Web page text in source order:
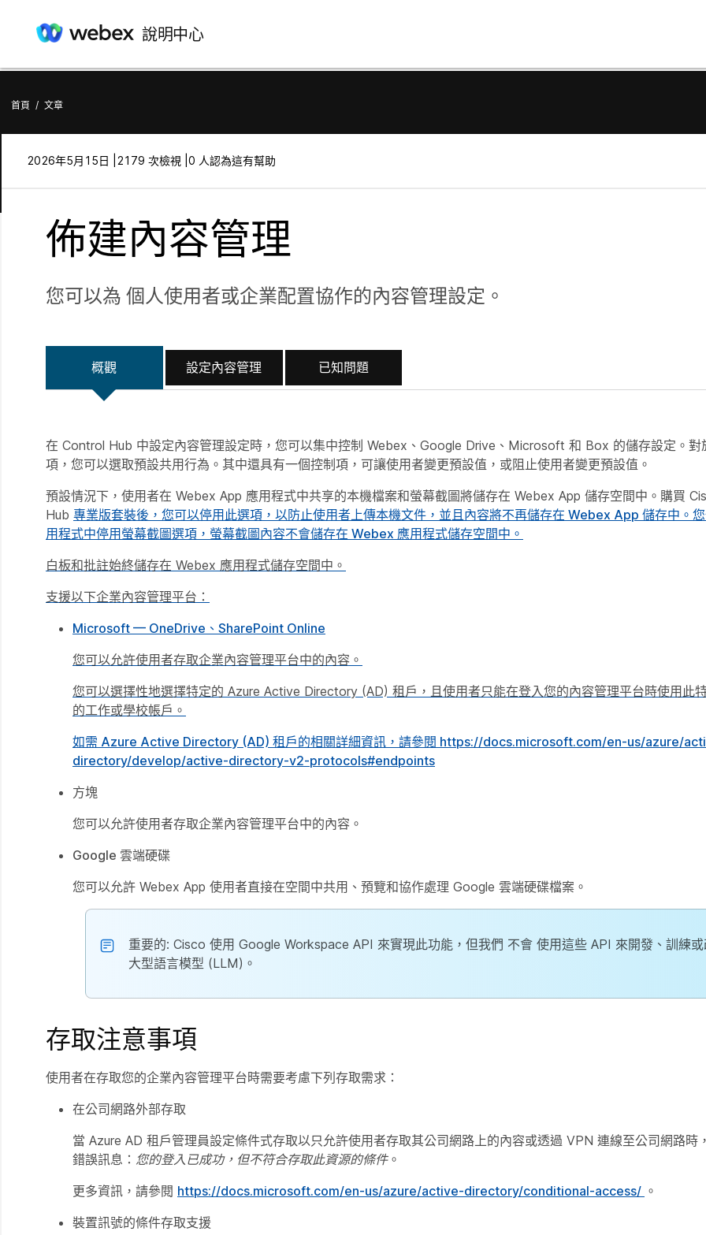
說明中心
首頁 / 文章
2026年5月15日 | 2179 次檢視 | 0 人認為這有幫助
佈建內容管理
您可以為 個人使用者或企業配置協作的內容管理設定。
概觀 設定內容管理 已知問題
在 Control Hub 中設定內容管理設定時，您可以集中控制 Webex、Google Drive、Microsoft 和 Box 的儲存設定。對
項，您可以選取預設共用行為。其中還具有一個控制項，可讓使用者變更預設值，或阻止使用者變更預設值。
預設情況下，使用者在 Webex App 應用程式中共享的本機檔案和螢幕截圖將儲存在 Webex App 儲存空間中。購買
Hub 專業版套裝後，您可以停用此選項，以防止使用者上傳本機文件，並且內容將不再儲存在 Webex App 儲存中。
用程式中停用螢幕截圖選項，螢幕截圖內容不會儲存在 Webex 應用程式儲存空間中。
白板和批註始終儲存在 Webex 應用程式儲存空間中。
支援以下企業內容管理平台：
Microsoft — OneDrive、SharePoint Online
您可以允許使用者存取企業內容管理平台中的內容。
您可以選擇性地選擇特定的 Azure Active Directory (AD) 租戶，且使用者只能在登入您的內容管理平台時使用此
的工作或學校帳戶。
如需 Azure Active Directory (AD) 租戶的相關詳細資訊，請參閱 https://docs.microsoft.com/en-us/azure/
directory/develop/active-directory-v2-protocols#endpoints
方塊
您可以允許使用者存取企業內容管理平台中的內容。
Google 雲端硬碟
您可以允許 Webex App 使用者直接在空間中共用、預覽和協作處理 Google 雲端硬碟檔案。
重要的: Cisco 使用 Google Workspace API 來實現此功能，但我們 不會 使用這些 API 來開發、訓練
大型語言模型 (LLM)。
存取注意事項
使用者在存取您的企業內容管理平台時需要考慮下列存取需求：
在公司網路外部存取
當 Azure AD 租戶管理員設定條件式存取以只允許使用者存取其公司網路上的內容或透過 VPN 連線至公司網路時
錯誤訊息： 您的登入已成功，但不符合存取此資源的條件。
更多資訊，請參閱 https://docs.microsoft.com/en-us/azure/active-directory/conditional-access/ 。
裝置訊號的條件存取支援